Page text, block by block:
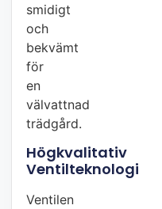
smidigt
och
bekvämt
för
en
välvattnad
trädgård.
Högkvalitativ
Ventilteknologi
Ventilen